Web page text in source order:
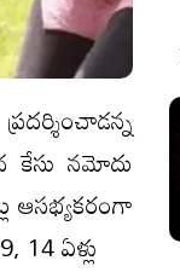
కేసు నమోదు
ఆసభ్యకరంగా
ఏళ్లు